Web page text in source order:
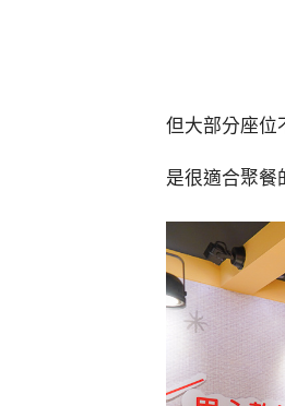
但大部分座位
是很適合聚餐